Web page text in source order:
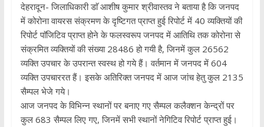
देहरादून- जिलाधिकारी डाॅ आशीष कुमार श्रीवास्तव ने बताया है कि जनपद
में कोरोना वायरस संक्रमण के दृष्टिगत प्राप्त हुई रिपोर्ट में 40 व्यक्तियों की
रिपोर्ट पाॅजिटिव प्राप्त होने के फलस्वरूप जनपद में आतिथि तक कोरोना से
संक्रमित व्यक्तियों की संख्या 28486 हो गयी है, जिनमें कुल 26562
व्यक्ति उपचार के उपरान्त स्वस्थ हो गये हैं। वर्तमान में जनपद में 604
व्यक्ति उपचाररत हैं। इसके अतिरिक्त जनपद में आज जांच हेतु कुल 2135
सैम्पल भेजे गये।
आज जनपद के विभिन्न स्थानों पर बनाए गए सैम्पल कलैक्शन केन्द्रों पर
कुल 683 सैम्पल लिए गए, जिनमें सभी स्थानों नेगिटिव रिपोर्ट प्राप्त हुई।